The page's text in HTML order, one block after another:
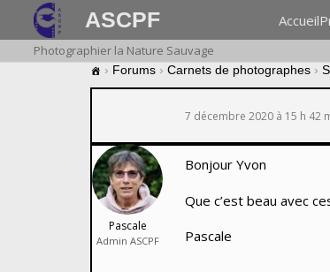
ASCPF Accueil
Photographier la Nature Sauvage
› Forums › Carnets de photographes ›
7 décembre 2020 à 15 h 42
Pascale
Admin ASCPF
Bonjour Yvon
Que c’est beau avec
Pascale